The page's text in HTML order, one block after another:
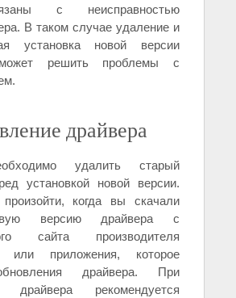
с неисправностью
В таком случае удаление и
установка новой версии
решить проблемы с
драйвера
удалить старый
установкой новой версии.
когда вы скачали
версию драйвера с
сайта производителя
или приложения, которое
драйвера. При
драйвера рекомендуется